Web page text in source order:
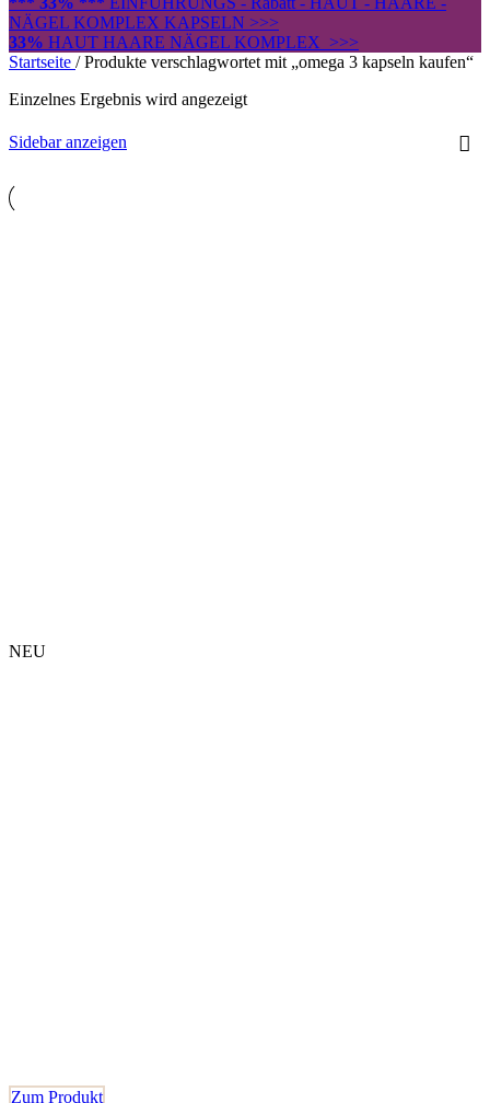
NÄGEL KOMPLEX KAPSELN >>>
33% HAUT HAARE NÄGEL KOMPLEX >>>
Startseite / Produkte verschlagwortet mit „omega 3 kapseln kaufen“
Einzelnes Ergebnis wird angezeigt
Sidebar anzeigen
NEU
Zum Produkt